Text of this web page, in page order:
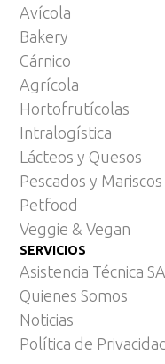
Avícola
Bakery
Cárnico
Agrícola
Hortofrutícolas
Intralogística
Lácteos y Quesos
Pescados y Mariscos
Petfood
Veggie & Vegan
SERVICIOS
Asistencia Técnica
Quienes Somos
Noticias
Política de Privacidad